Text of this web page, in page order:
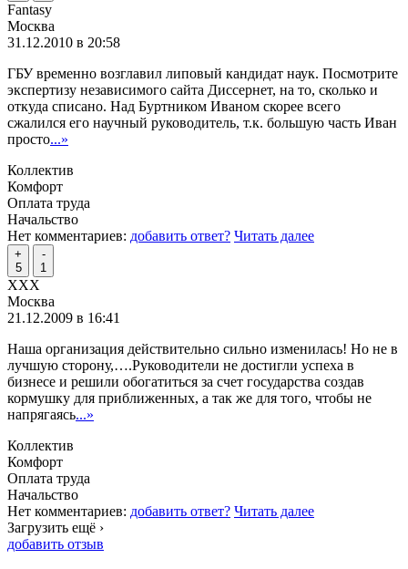
Fantasy
Москва
31.12.2010 в 20:58
ГБУ временно возглавил липовый кандидат наук. Посмотрите
экспертизу независимого сайта Диссернет, на то, сколько и
откуда списано. Над Буртником Иваном скорее всего
сжалился его научный руководитель, т.к. большую часть Иван
просто...»
Коллектив
Комфорт
Оплата труда
Начальство
Нет комментариев: добавить ответ? Читать далее
+
5
-
1
XXX
Москва
21.12.2009 в 16:41
Наша организация действительно сильно изменилась! Но не в
лучшую сторону,….Руководители не достигли успеха в
бизнесе и решили обогатиться за счет государства создав
кормушку для приближенных, а так же для того, чтобы не
напрягаясь...»
Коллектив
Комфорт
Оплата труда
Начальство
Нет комментариев: добавить ответ? Читать далее
Загрузить ещё ›
добавить отзыв